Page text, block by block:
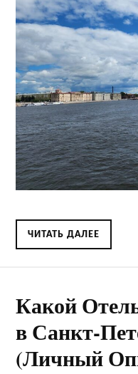
ЧИТАТЬ ДАЛЕЕ
Какой
в Санкт-
(Личный